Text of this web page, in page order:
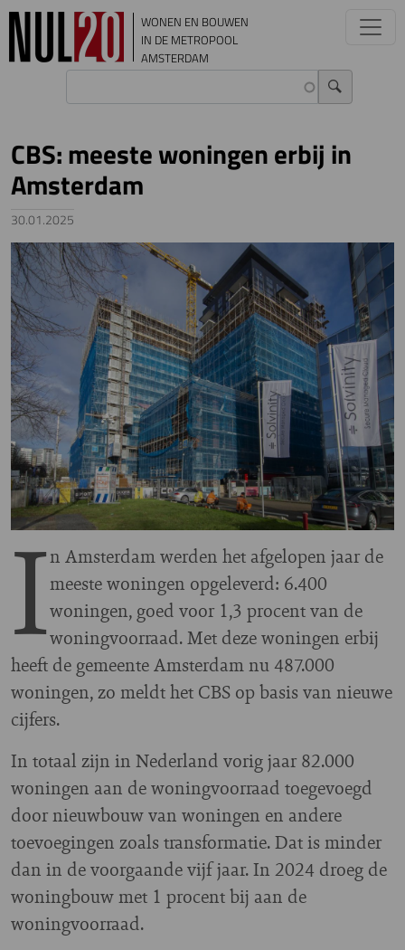
Overslaan en naar de inhoud gaan
WONEN EN BOUWEN
IN DE METROPOOL
AMSTERDAM
CBS: meeste woningen erbij in
Amsterdam
30.01.2025
Image
In Amsterdam werden het afgelopen jaar de
meeste woningen opgeleverd: 6.400
woningen, goed voor 1,3 procent van de
woningvoorraad. Met deze woningen erbij
heeft de gemeente Amsterdam nu 487.000
woningen, zo meldt het CBS op basis van nieuwe
cijfers.
In totaal zijn in Nederland vorig jaar 82.000
woningen aan de woningvoorraad toegevoegd
door nieuwbouw van woningen en andere
toevoegingen zoals transformatie. Dat is minder
dan in de voorgaande vijf jaar. In 2024 droeg de
woningbouw met 1 procent bij aan de
woningvoorraad.